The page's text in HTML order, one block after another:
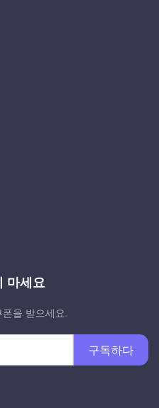
마세요
을 받으세요.
구독하다